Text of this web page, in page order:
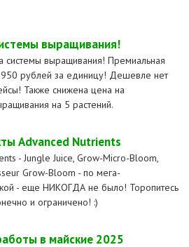
выращивания!
системы выращивания! Премиальная
рублей за единицу! Дешевле нет
Также снижена цена на
на 5 растений.
Advanced Nutrients
- Jungle Juice, Grow-Micro-Bloom,
Grow-Bloom - по мега-
- еще НИКОГДА не было! Торопитесь
и ограничено! :)
в майские 2025